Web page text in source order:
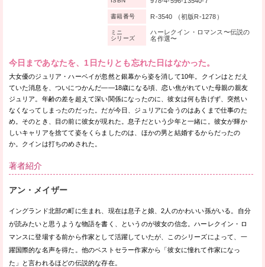
今日まであなたを、1日たりとも忘れた日はなかった。
大女優のジュリア・ハーベイが忽然と銀幕から姿を消して10年。クインはとだえ
ていた消息を、ついにつかんだ——18歳になる頃、恋い焦がれていた母親の親友
ジュリア。年齢の差を超えて深い関係になったのに、彼女は何も告げず、突然い
なくなってしまったのだった。だが今日、ジュリアに会うのはあくまで仕事のた
め。そのとき、目の前に彼女が現れた。息子だという少年と一緒に。彼女が輝か
しいキャリアを捨てて姿をくらましたのは、ほかの男と結婚するからだったの
か。クインは打ちのめされた。
書籍番号 R-3540 （初版R-1278）
ミニ
シリーズ
ハーレクイン・ロマンス〜伝説の
名作選〜
著者紹介
アン・メイザー
イングランド北部の町に生まれ、現在は息子と娘、2人のかわいい孫がいる。自分
が読みたいと思うような物語を書く、というのが彼女の信念。ハーレクイン・ロ
マンスに登場する前から作家として活躍していたが、このシリーズによって、一
躍国際的な名声を得た。他のベストセラー作家から「彼女に憧れて作家になっ
た」と言われるほどの伝説的な存在。